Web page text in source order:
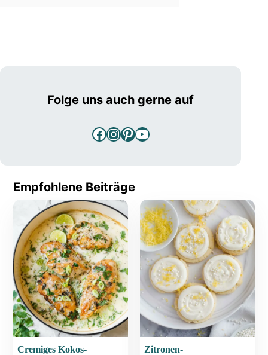
Folge uns auch gerne auf
Facebook
Instagram
Pinterest
YouTube
Empfohlene Beiträge
Cremiges Kokos- Zitronen-